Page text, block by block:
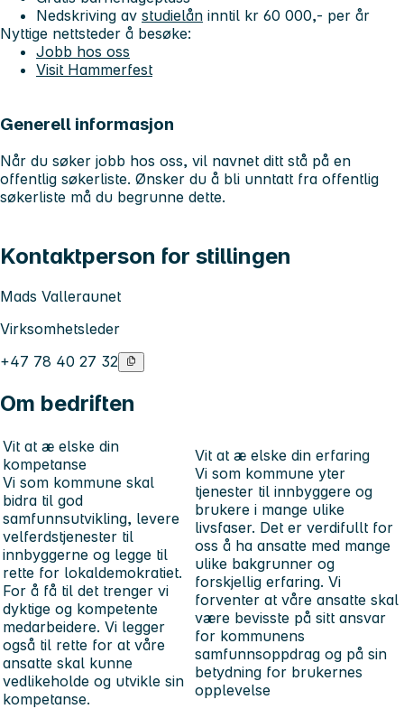
Nedskriving av studielån inntil kr 60 000,- per år
Nyttige nettsteder å besøke:
Jobb hos oss
Visit Hammerfest
Generell informasjon
Når du søker jobb hos oss, vil navnet ditt stå på en
offentlig søkerliste. Ønsker du å bli unntatt fra offentlig
søkerliste må du begrunne dette.
Kontaktperson for stillingen
Mads Valleraunet
Virksomhetsleder
+47 78 40 27 32
Om bedriften
Vit at æ elske din
kompetanse
Vi som kommune skal
bidra til god
samfunnsutvikling, levere
velferdstjenester til
innbyggerne og legge til
rette for lokaldemokratiet.
For å få til det trenger vi
dyktige og kompetente
medarbeidere. Vi legger
også til rette for at våre
ansatte skal kunne
vedlikeholde og utvikle sin
kompetanse.
Vit at æ elske din erfaring
Vi som kommune yter
tjenester til innbyggere og
brukere i mange ulike
livsfaser. Det er verdifullt for
oss å ha ansatte med mange
ulike bakgrunner og
forskjellig erfaring. Vi
forventer at våre ansatte skal
være bevisste på sitt ansvar
for kommunens
samfunnsoppdrag og på sin
betydning for brukernes
opplevelse